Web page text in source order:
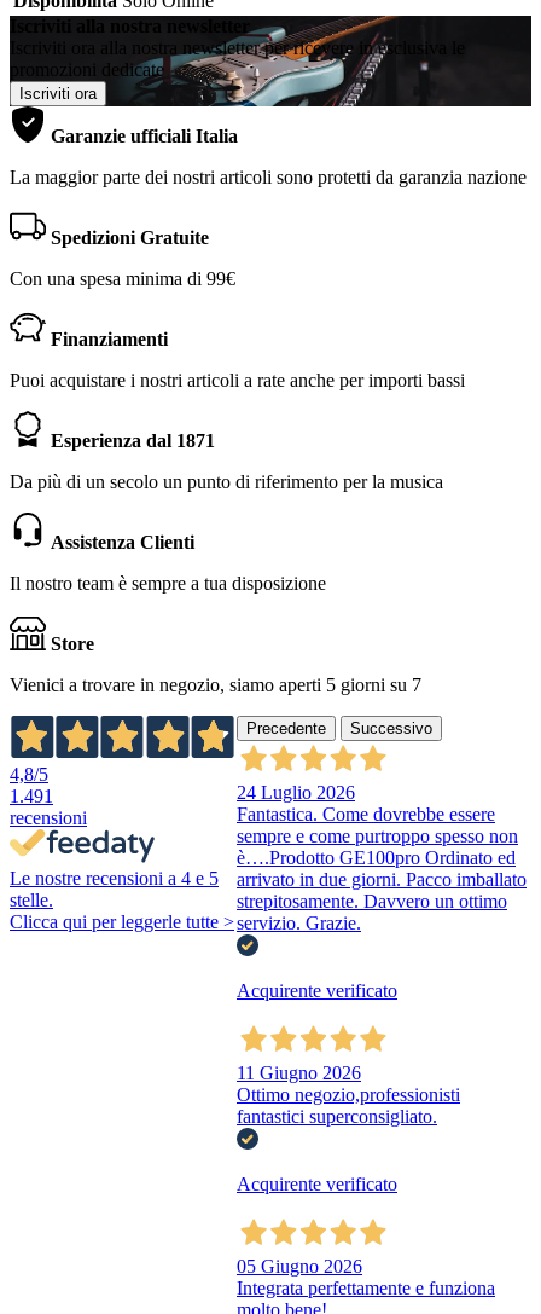
Iscriviti alla nostra newsletter
Iscriviti ora alla nostra newsletter per ricevere in esclusiva le
promozioni dedicate
Iscriviti ora
Garanzie ufficiali Italia
La maggior parte dei nostri articoli sono protetti da garanzia nazione
Spedizioni Gratuite
Con una spesa minima di 99€
Finanziamenti
Puoi acquistare i nostri articoli a rate anche per importi bassi
Esperienza dal 1871
Da più di un secolo un punto di riferimento per la musica
Assistenza Clienti
Il nostro team è sempre a tua disposizione
Store
Vienici a trovare in negozio, siamo aperti 5 giorni su 7
4,8/5
1.491
recensioni
Le nostre recensioni a 4 e 5
stelle.
Clicca qui per leggerle tutte >
Precedente Successivo
24 Luglio 2026
Fantastica. Come dovrebbe essere
sempre e come purtroppo spesso non
è….Prodotto GE100pro Ordinato ed
arrivato in due giorni. Pacco imballato
strepitosamente. Davvero un ottimo
servizio. Grazie.
Acquirente verificato
11 Giugno 2026
Ottimo negozio,professionisti
fantastici superconsigliato.
Acquirente verificato
05 Giugno 2026
Integrata perfettamente e funziona